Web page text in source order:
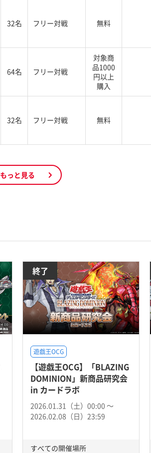
32名 フリー対戦 無料
64名 フリー対戦
対象商
品1000
円以上
購入
32名 フリー対戦 無料
もっと見る
終了
遊戯王OCG
【遊戯王OCG】「BLAZING
DOMINION」新商品研究会
in カードラボ
2026.01.31（土）00:00 〜
2026.02.08（日）23:59
すべての開催場所